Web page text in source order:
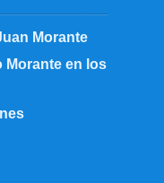
Morante
Morante en los